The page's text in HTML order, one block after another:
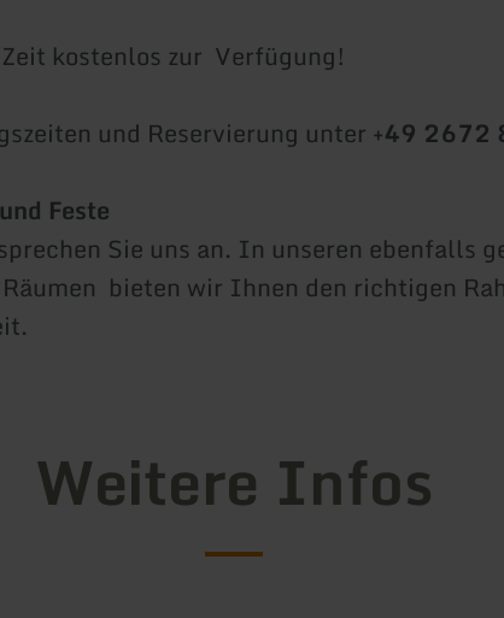
kostenlos zur Verfügung!
und Reservierung unter +49 2672
Feste
Sie uns an. In unseren ebenfalls
bieten wir Ihnen den richtigen
Weitere Infos